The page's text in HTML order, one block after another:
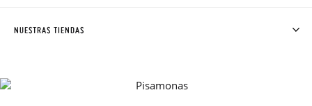
AVISO LEGAL, PRIVACIDAD Y COOKIES
NUESTRAS TIENDAS